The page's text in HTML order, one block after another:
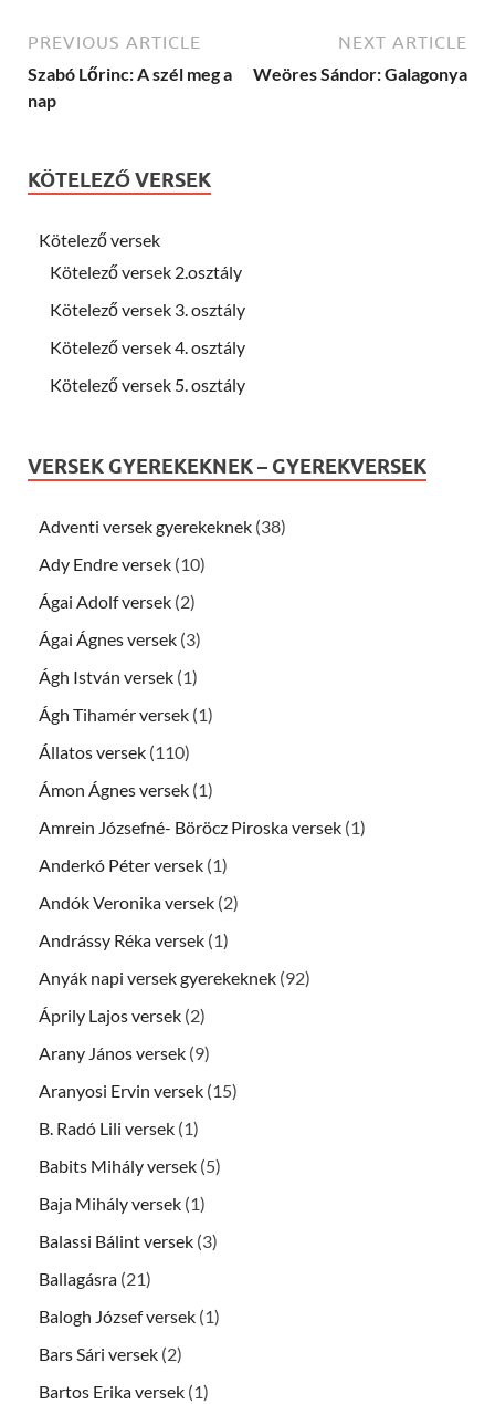
PREVIOUS ARTICLE
Szabó Lőrinc: A szél meg a
nap
NEXT ARTICLE
Weöres Sándor: Galagonya
KÖTELEZŐ VERSEK
Kötelező versek
Kötelező versek 2.osztály
Kötelező versek 3. osztály
Kötelező versek 4. osztály
Kötelező versek 5. osztály
VERSEK GYEREKEKNEK – GYEREKVERSEK
Adventi versek gyerekeknek (38)
Ady Endre versek (10)
Ágai Adolf versek (2)
Ágai Ágnes versek (3)
Ágh István versek (1)
Ágh Tihamér versek (1)
Állatos versek (110)
Ámon Ágnes versek (1)
Amrein Józsefné- Böröcz Piroska versek (1)
Anderkó Péter versek (1)
Andók Veronika versek (2)
Andrássy Réka versek (1)
Anyák napi versek gyerekeknek (92)
Áprily Lajos versek (2)
Arany János versek (9)
Aranyosi Ervin versek (15)
B. Radó Lili versek (1)
Babits Mihály versek (5)
Baja Mihály versek (1)
Balassi Bálint versek (3)
Ballagásra (21)
Balogh József versek (1)
Bars Sári versek (2)
Bartos Erika versek (1)